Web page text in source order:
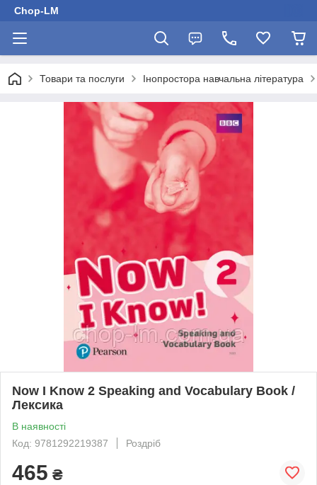
Chop-LM
Товари та послуги Інопростора навчальна література
Now I Know 2 Speaking and Vocabulary Book /
Лексика
В наявності
Код: 9781292219387
Роздріб
465 ₴